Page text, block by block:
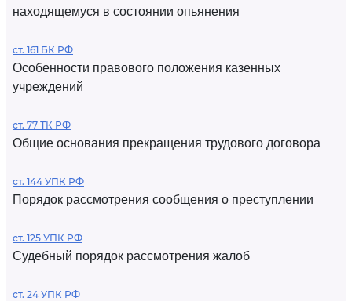
находящемуся в состоянии опьянения
ст. 161 БК РФ
Особенности правового положения казенных
учреждений
ст. 77 ТК РФ
Общие основания прекращения трудового договора
ст. 144 УПК РФ
Порядок рассмотрения сообщения о преступлении
ст. 125 УПК РФ
Судебный порядок рассмотрения жалоб
ст. 24 УПК РФ